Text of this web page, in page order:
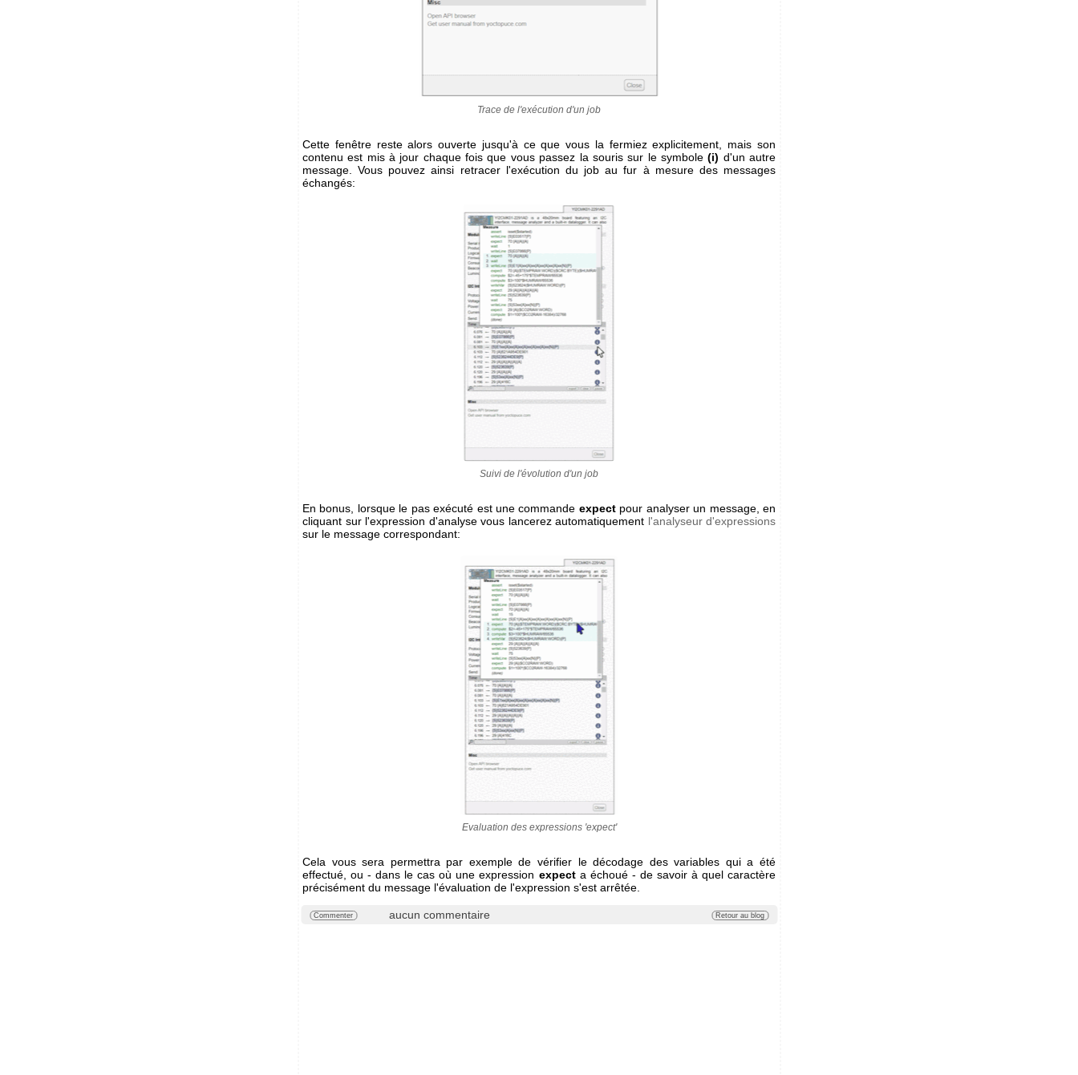
Trace de l'exécution d'un job
Cette fenêtre reste alors ouverte jusqu'à ce que vous la fermiez explicitement, mais son
contenu est mis à jour chaque fois que vous passez la souris sur le symbole(i) d'un autre
message. Vous pouvez ainsi retracer l'exécution du job au fur à mesure des messages
échangés:
Suivi de l'évolution d'un job
En bonus, lorsque le pas exécuté est une commande expectpour analyser un message, en
cliquant sur l'expression d'analyse vous lancerez automatiquement l'analyseur d'expressions
sur le message correspondant:
Evaluation des expressions 'expect'
Cela vous sera permettra par exemple de vérifier le décodage des variables qui a été
effectué, ou - dans le cas où une expression expecta échoué - de savoir à quel caractère
précisément du message l'évaluation de l'expression s'est arrêtée.
Commenter aucun commentaire Retour au blog